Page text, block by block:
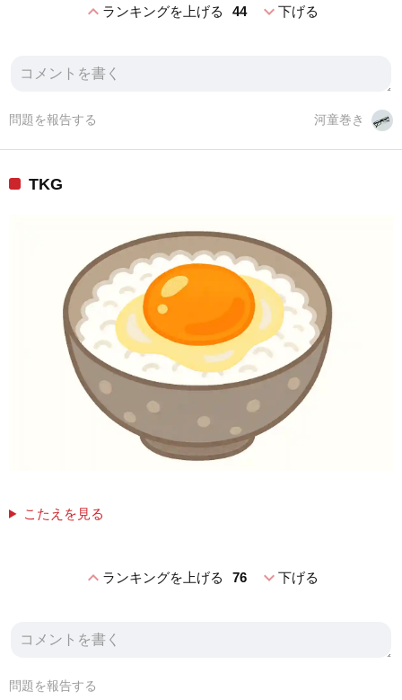
expand_lessランキングを上げる 44 expand_more下げる
河童巻き
問題を報告する
TKG
こたえを見る
expand_lessランキングを上げる 76 expand_more下げる
問題を報告する